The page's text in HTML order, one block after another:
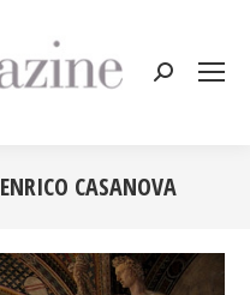
Cerca:
ENRICO CASANOVA